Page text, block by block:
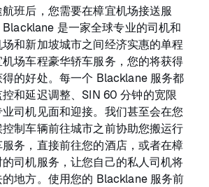
班后，您需要在樟宜机场接送服
是一家全球专业的司机和
和新加坡城市之间经济实惠的单程
场车程豪华轿车服务，您的将获得
的好处。每一个 Blacklane 服务都
和延迟调整、SIN 60 分钟的宽限
司机见面和迎接。我们甚至会在您
制车辆前往城市之前协助您搬运行
务，直接前往您的酒店，或者在樟
司机服务，让您自己的私人司机将
地方。使用您的 Blacklane 服务前